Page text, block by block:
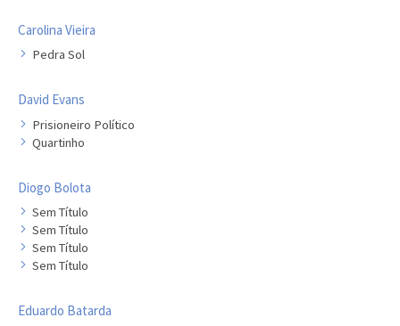
Carolina Vieira
Pedra Sol
David Evans
Prisioneiro Político
Quartinho
Diogo Bolota
Sem Título
Sem Título
Sem Título
Sem Título
Eduardo Batarda